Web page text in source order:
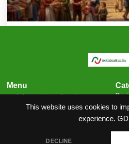
This website uses cookies to
experience.
DECLINE
Menu
Informativa sulla privacy
Condizioni generali